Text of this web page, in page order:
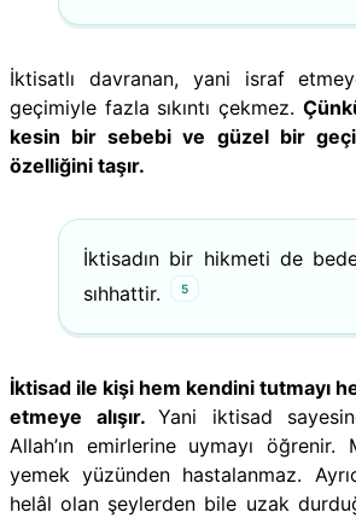
İktisatlı davranan, yani israf
geçimiyle fazla sıkıntı çekmez.
kesin bir sebebi ve güzel bir
özelliğini taşır.
İktisadın bir hikmeti de
sıhhattir.
5
İktisad ile kişi hem kendini tutmayı
etmeye alışır. Yani iktisad
Allah’ın emirlerine uymayı
yemek yüzünden hastalanmaz.
helâl olan şeylerden bile uzak